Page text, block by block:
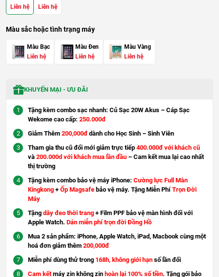
Liên hệ
Liên hệ
Màu sắc hoặc tình trạng máy
Màu Bạc
Liên hệ
Màu Đen
Liên hệ
Màu Vàng
Liên hệ
KHUYẾN MẠI - ƯU ĐÃI
Tặng kèm combo sạc nhanh: Củ Sạc 20W Akus – Cáp Sạc
Wekome cao cấp: 250.000đ
Giảm Thêm 200,000đ dành cho Học Sinh – Sinh Viên
Tham gia thu cũ đổi mới giảm trực tiếp 400.000đ với khách cũ
và 200.000d với khách mua lần đầu – Cam kết mua lại cao nhất
thị trường
Tặng kèm combo bảo vệ máy iPhone: Cường lực Full Màn
Kingkong + Ốp Magsafe bảo vệ máy. Tặng Miễn Phí Trọn Đời
Máy
Tặng dây đeo thời trang + Film PPF bảo vệ màn hình đối với
Apple Watch. Dán miễn phí trọn đời Đồng Hồ
Mua 2 sản phẩm: iPhone, Apple Watch, iPad, Macbook cùng một
hoá đơn giảm thêm 200,000đ
Miễn phí dùng thử trong 168h, không giới hạn số lần đổi
Cam kếtmáy zin không zin hoàn lại 100% số tiền. Tặng gói bảo